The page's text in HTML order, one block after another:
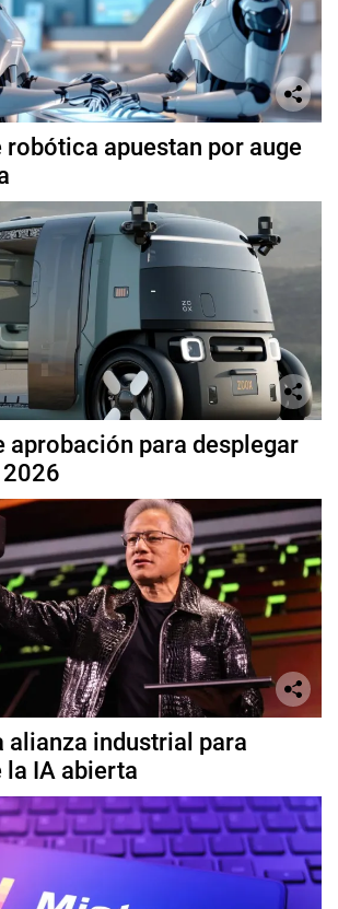
robótica apuestan por auge
aprobación para desplegar
alianza industrial para
la IA abierta